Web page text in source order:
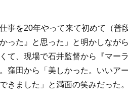
事を20年やって来て初めて（普
った』と思った」と明かしなが
て、現場で石井監督から『マー
窪田から「美しかった。いいア
きました」と満面の笑みだった。